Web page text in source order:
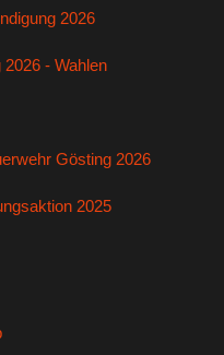
2026
- Wahlen
Gösting 2026
2025